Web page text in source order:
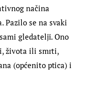
načina
Pazilo se na svaki
gledatelji. Ono
života ili smrti,
(općenito ptica) i